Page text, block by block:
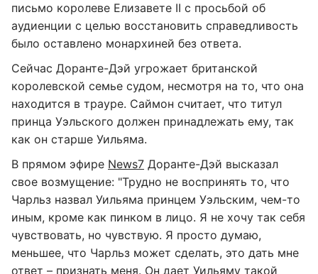
письмо королеве Елизавете II с просьбой об
аудиенции с целью восстановить справедливость
было оставлено монархиней без ответа.
Сейчас Доранте-Дэй угрожает британской
королевской семье судом, несмотря на то, что она
находится в трауре. Саймон считает, что титул
принца Уэльского должен принадлежать ему, так
как он старше Уильяма.
В прямом эфире News7 Доранте-Дэй высказал
свое возмущение: "Трудно не воспринять то, что
Чарльз назвал Уильяма принцем Уэльским, чем-то
иным, кроме как пинком в лицо. Я не хочу так себя
чувствовать, но чувствую. Я просто думаю,
меньшее, что Чарльз может сделать, это дать мне
ответ – признать меня. Он дает Уильяму такой